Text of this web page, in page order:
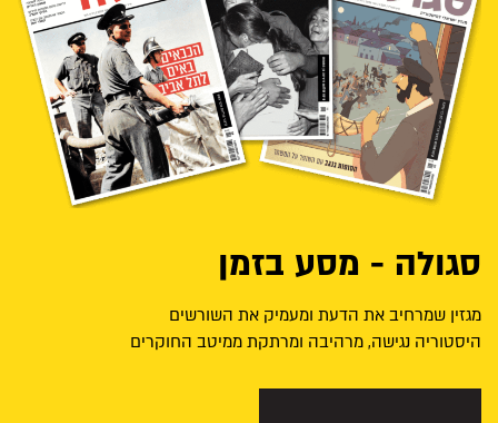
סגולה - מסע בזמן
מגזין שמרחיב את הדעת ומעמיק את השורשים
היסטוריה נגישה, מרהיבה ומרתקת ממיטב החוקרים